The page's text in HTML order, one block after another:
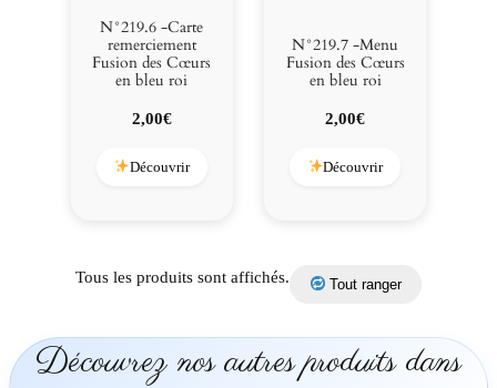
N°219.6 -Carte
remerciement
Fusion des Cœurs
en bleu roi
2,00€
Découvrir
N°219.7 -Menu
Fusion des Cœurs
en bleu roi
2,00€
Découvrir
Tous les produits sont affichés. Tout ranger
Découvrez nos autres produits dans